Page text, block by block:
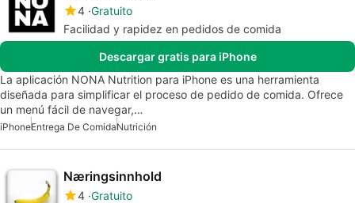
4 Gratuito
Facilidad y rapidez en pedidos de comida
Descargar gratis para iPhone
La aplicación NONA Nutrition para iPhone es una herramienta
diseñada para simplificar el proceso de pedido de comida. Ofrece
un menú fácil de navegar,…
iPhoneEntrega De ComidaNutrición
Næringsinnhold
4 Gratuito